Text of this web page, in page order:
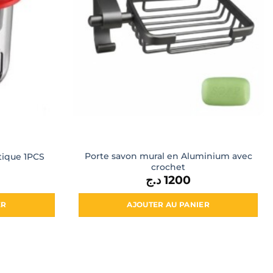
1PCS
Porte savon mural en Aluminium avec
crochet
1200 د.ج
AJOUTER AU PANIER